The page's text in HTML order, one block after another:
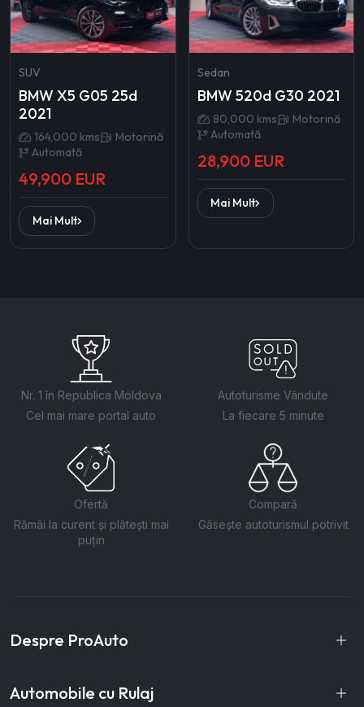
SUV
BMW X5 G05 25d
2021
164,000 kms
Motorină
Automată
49,900 EUR
Mai Mult
Sedan
BMW 520d G30 2021
80,000 kms
Motorină
Automată
28,900 EUR
Mai Mult
Nr. 1 în Republica Moldova
Cel mai mare portal auto
Autoturisme Vândute
La fiecare 5 minute
Ofertă
Rămâi la curent și plătești mai
puțin
Compară
Găsește autoturismul potrivit
Despre ProAuto
Automobile cu Rulaj